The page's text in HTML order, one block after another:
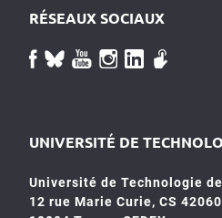
RÉSEAUX SOCIAUX
UNIVERSITÉ DE
Université de Technologie
12 rue Marie Curie, CS 42060